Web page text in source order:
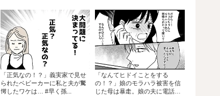
「正気なの！？」義実家で見せ
られたベビーカーに私と夫が驚
愕したワケは… #早く孫...
「なんてヒドイことをする
の！？」娘のモラハラ被害を信
じた母は暴走。娘の夫に電話